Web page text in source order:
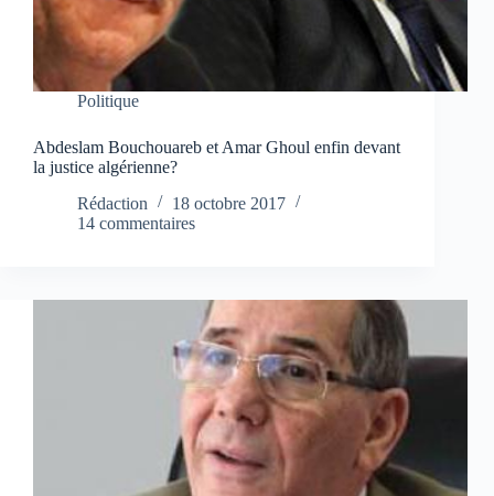
Politique
Abdeslam Bouchouareb et Amar Ghoul enfin devant
la justice algérienne?
Rédaction
18 octobre 2017
14 commentaires